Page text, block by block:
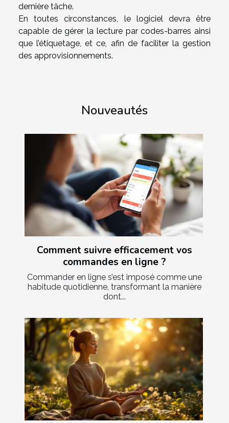
dernière tâche.
En toutes circonstances, le logiciel devra être
capable de gérer la lecture par codes-barres ainsi
que l’étiquetage, et ce, afin de faciliter la gestion
des approvisionnements.
Nouveautés
Comment suivre efficacement vos
commandes en ligne ?
Commander en ligne s’est imposé comme une
habitude quotidienne, transformant la manière
dont...